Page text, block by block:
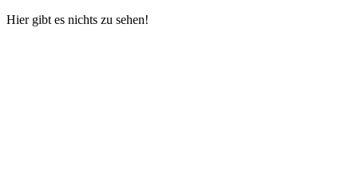
Hier gibt es nichts zu sehen!